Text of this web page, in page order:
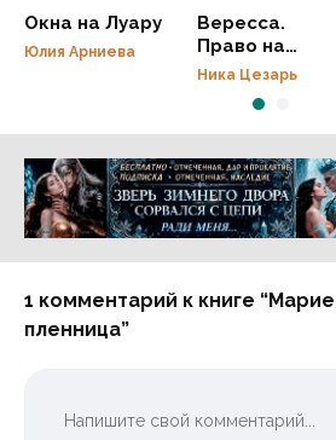
Окна на Луару
Юлия Арниева
Вересса.
Право на
магию
Ника Цезарь
Реклама 16+ АО «ЛитГород»
1 комментарий к книге
пленница”